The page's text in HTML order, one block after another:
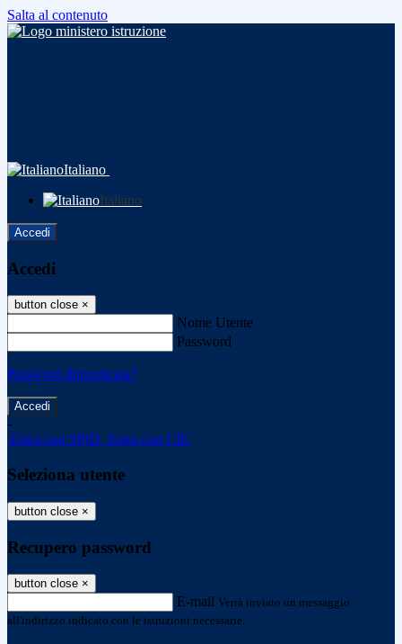
Salta al contenuto
Italiano
Italiano
Accedi
Accedi
button close ×
Nome Utente
Password
Password dimenticata?
-
Entra con SPID Entra con CIE
Seleziona utente
button close ×
Recupero password
button close ×
E-mail Verrà inviato un messaggio
all'indirizzo indicato con le istruzioni necessarie.